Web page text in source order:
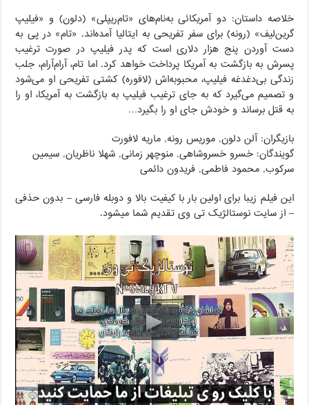
خلاصه داستان: دو آمریکائی به‌نام‌های «تام‌ریپلی» (دلون) و «فیلیپ
گرین‌لیف» (رونه) برای سفر تفریحی به ایتالیا آمده‌اند. «تام» در پی به
دست آوردن پنج هزار دلاری است که پدر فیلیپ در صورت ترغیب
پسرش به بازگشت به آمریکا پرداخت خواهد کرد. اما تام، آرام‌آرام، جلب
زندگی بی‌دغدغه فیلیپ، محبوبه‌اش (لافوره) کشتی تفریحی او می‌شود
و تصمیم می‌گیرد که به جای ترغیب فیلیپ به بازگشت به آمریکا، او را
به قتل برساند و خودش جای او را بگیرد…
بازیگران: آلن دلون, موریس رونه, ماریه لافورت
گویندگان: خسرو خسروشاهی, منوچهر زمانی, شهلا ناظریان, سیمین
سرکوب, محمود فاطمی, فریدون دائمی
این فیلم زیبا برای اولین بار با کیفیت بالا و دوبله فارسی – بدون حذفی
– از سایت نوستالژیک تی وی تقدیم شما میشود.